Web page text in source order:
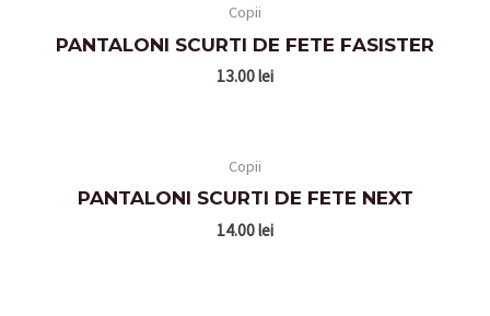
Copii
PANTALONI SCURTI DE FETE FASISTER
13.00lei
Copii
PANTALONI SCURTI DE FETE NEXT
14.00lei